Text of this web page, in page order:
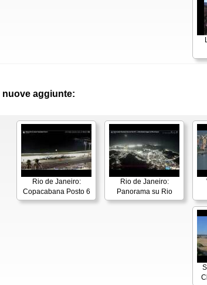
nuove aggiunte:
Rio de Janeiro:
Copacabana Posto 6
Rio de Janeiro:
Panorama su Rio